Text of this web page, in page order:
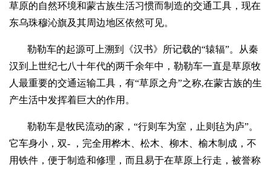
草原的自然环境和蒙古族生活习惯而制造的交通工具，现在
东乌珠穆沁旗及其周边地区依然可见。
勒勒车的起源可上溯到《汉书》所记载的“辕辐”。从秦
汉到上世纪七八十年代的两千余年中，勒勒车一直是草原牧
人最重要的交通运输工具，有“草原之舟”之称,在蒙古族的生
产生活中发挥着巨大的作用。
勒勒车是牧民流动的家，“行则车为室，止则毡为庐”。
它车身小，双- ，完全用桦木、松木、柳木、榆木制成，不
用铁件，便于制造和修理，而且易于在草原上行走，被誉称